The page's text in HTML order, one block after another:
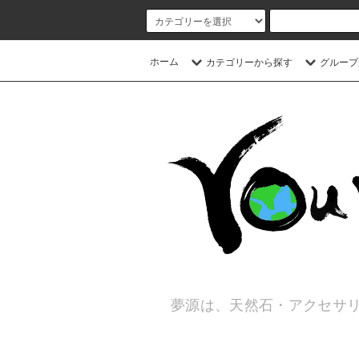
ホーム カテゴリーから探す グルー
夢源は、天然石・アクセサ